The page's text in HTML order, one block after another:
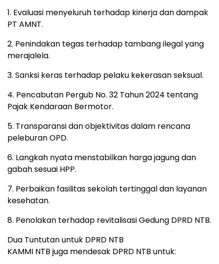
1. Evaluasi menyeluruh terhadap kinerja dan dampak
PT AMNT.
2. Penindakan tegas terhadap tambang ilegal yang
merajalela.
3. Sanksi keras terhadap pelaku kekerasan seksual.
4. Pencabutan Pergub No. 32 Tahun 2024 tentang
Pajak Kendaraan Bermotor.
5. Transparansi dan objektivitas dalam rencana
peleburan OPD.
6. Langkah nyata menstabilkan harga jagung dan
gabah sesuai HPP.
7. Perbaikan fasilitas sekolah tertinggal dan layanan
kesehatan.
8. Penolakan terhadap revitalisasi Gedung DPRD NTB.
Dua Tuntutan untuk DPRD NTB
KAMMI NTB juga mendesak DPRD NTB untuk: